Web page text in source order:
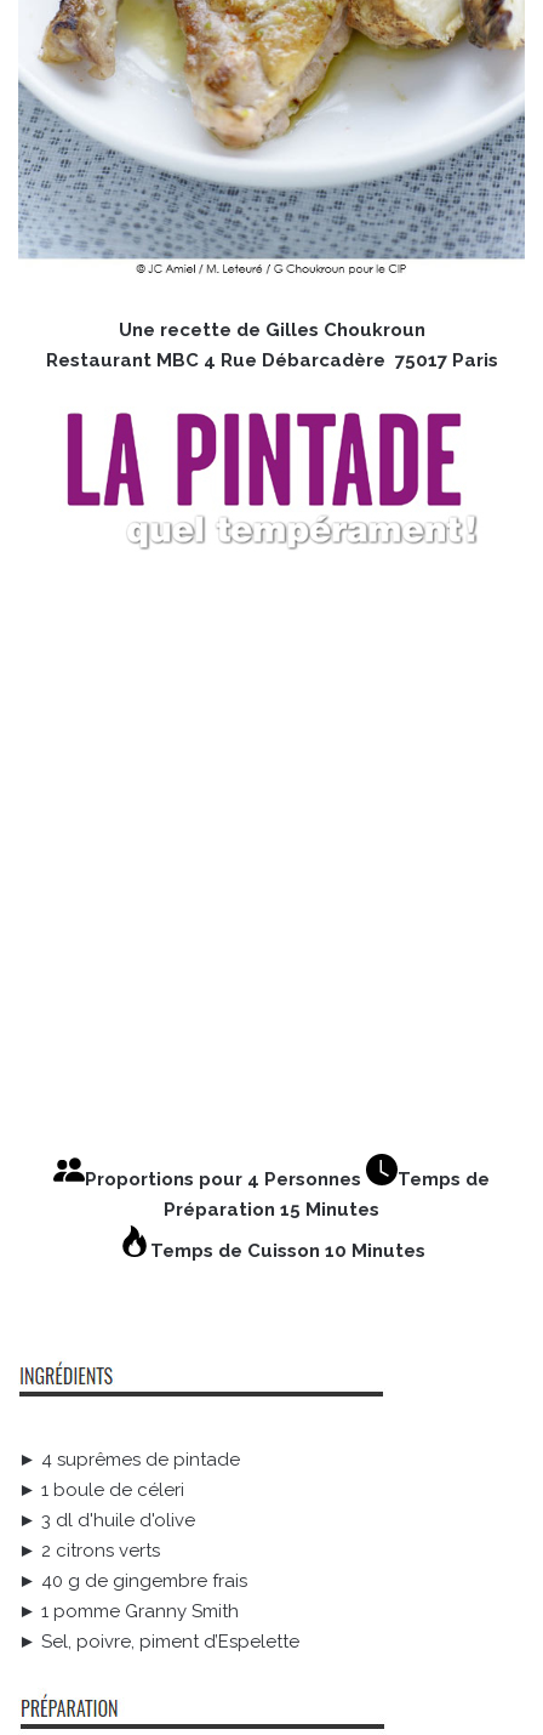
Une recette de Gilles Choukroun
Restaurant MBC 4 Rue Débarcadère 75017 Paris
Proportions pour 4 Personnes
Temps de
Préparation 15 Minutes
Temps de Cuisson 10 Minutes
► 4 suprêmes de pintade
► 1 boule de céleri
► 3 dl d'huile d'olive
► 2 citrons verts
► 40 g de gingembre frais
► 1 pomme Granny Smith
► Sel, poivre, piment d’Espelette